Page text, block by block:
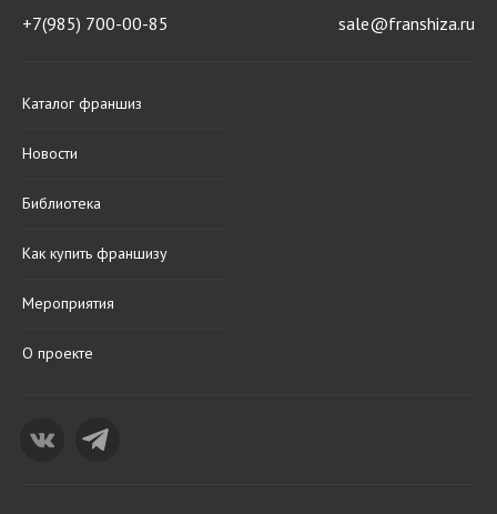
+7(985) 700-00-85 sale@franshiza.ru
Каталог франшиз
Новости
Библиотека
Как купить франшизу
Мероприятия
О проекте